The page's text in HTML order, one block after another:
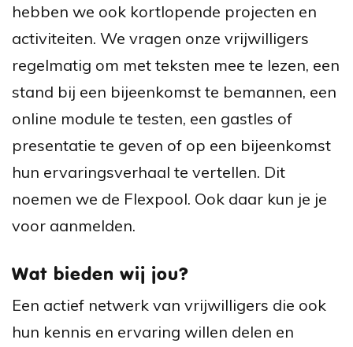
hebben we ook kortlopende projecten en
activiteiten. We vragen onze vrijwilligers
regelmatig om met teksten mee te lezen, een
stand bij een bijeenkomst te bemannen, een
online module te testen, een gastles of
presentatie te geven of op een bijeenkomst
hun ervaringsverhaal te vertellen. Dit
noemen we de Flexpool. Ook daar kun je je
voor aanmelden.
Wat bieden wij jou?
Een actief netwerk van vrijwilligers die ook
hun kennis en ervaring willen delen en